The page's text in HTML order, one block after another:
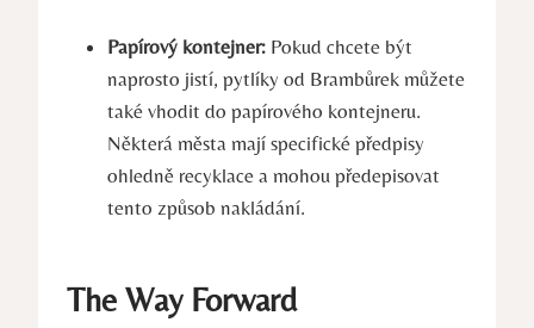
Papírový kontejner: Pokud chcete být
naprosto jistí, pytlíky od Brambůrek můžete
také vhodit do papírového kontejneru.
Některá města mají specifické předpisy
ohledně recyklace a mohou předepisovat
tento způsob nakládání.
The Way Forward